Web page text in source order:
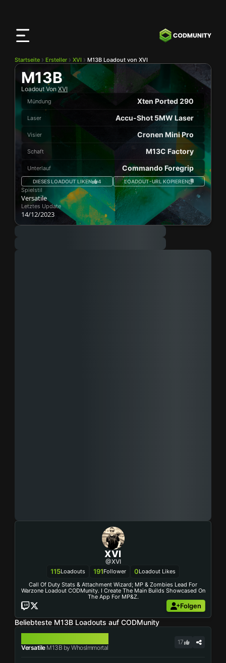
Startseite Ersteller XVI M13B Loadout von XVI
M13B
Loadout Von XVI
Mündung Xten Ported 290
Laser Accu-Shot 5MW Laser
Visier Cronen Mini Pro
Schaft M13C Factory
Unterlauf Commando Foregrip
DIESES LOADOUT LIKEN 4 LOADOUT-URL KOPIEREN
Spielstil
Versatile
Letztes Update
14/12/2023
XVI
@XVI
115Loadouts 191Follower 0Loadout Likes
Call Of Duty Stats & Attachment Wizard; MP & Zombies Lead For
Warzone Loadout CODMunity. I Create The Main Builds Showcased On
The App For MP&Z.
Folgen
Beliebteste M13B Loadouts auf CODMunity
VersatileM13B by WhosImmortal
17